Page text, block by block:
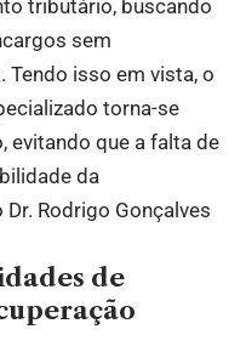
tributário, buscando
sem
isso em vista, o
torna-se
evitando que a falta de
da
Rodrigo Gonçalves
de